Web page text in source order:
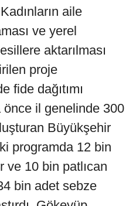
aile
ve yerel
aktarılması
proje
fide dağıtımı
il genelinde 300
Büyükşehir
programda 12 bin
ve 10 bin patlıcan
bin adet sebze